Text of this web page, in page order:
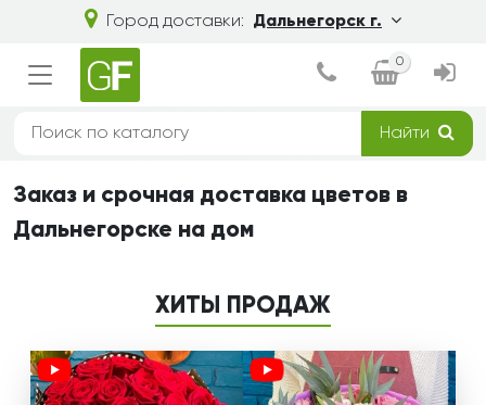
Город доставки: Дальнегорск г.
0
Найти
Заказ и срочная доставка цветов в
Дальнегорске на дом
ХИТЫ ПРОДАЖ